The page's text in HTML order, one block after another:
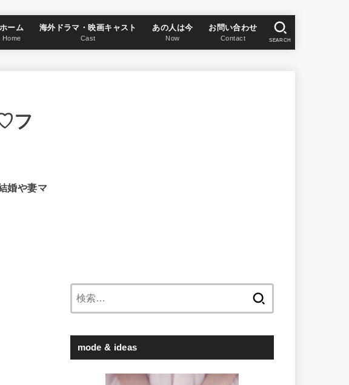
ホーム
Home
海外ドラマ・映画キャスト
Cast
あの人は今
Now
お問い合わせ
Contact SEARCH
フ
婚や妻マ
mode & ideas